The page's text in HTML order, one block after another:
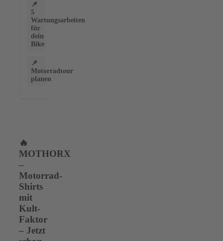
📌
5
Wartungsarbeiten
für
dein
Bike
📌
Motorradtour
planen
🔥
MOTHORX
–
Motorrad-
Shirts
mit
Kult-
Faktor
– Jetzt